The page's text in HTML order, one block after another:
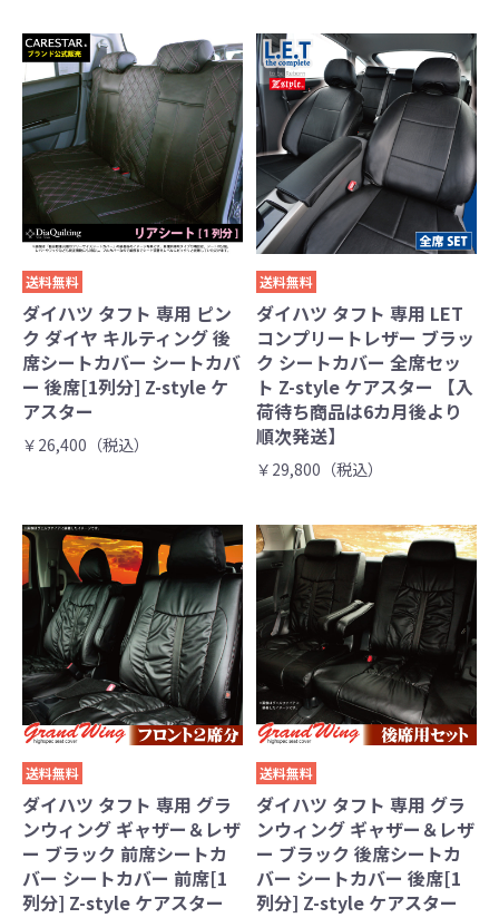
送料無料
ダイハツ タフト 専用 ピン
ク ダイヤ キルティング 後
席シートカバー シートカバ
ー 後席[1列分] Z-style ケ
アスター
￥26,400（税込）
送料無料
ダイハツ タフト 専用 LET
コンプリートレザー ブラッ
ク シートカバー 全席セッ
ト Z-style ケアスター 【入
荷待ち商品は6カ月後より
順次発送】
￥29,800（税込）
送料無料
ダイハツ タフト 専用 グラ
ンウィング ギャザー＆レザ
ー ブラック 前席シートカ
バー シートカバー 前席[1
列分] Z-style ケアスター
送料無料
ダイハツ タフト 専用 グラ
ンウィング ギャザー＆レザ
ー ブラック 後席シートカ
バー シートカバー 後席[1
列分] Z-style ケアスター